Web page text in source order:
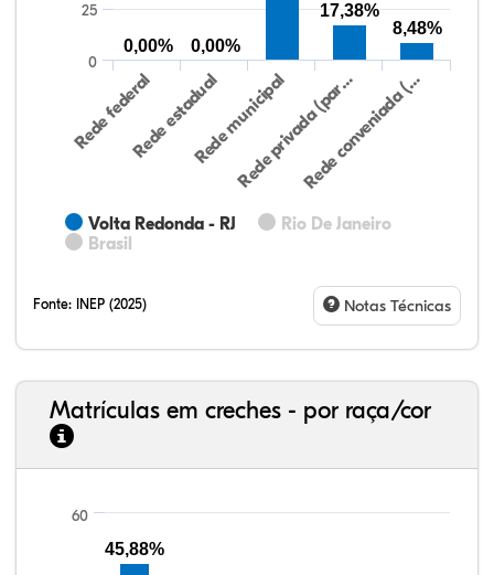
Volta Redonda - RJ
Rio De Janeiro
Brasil
Rede federalRede estadualRede municipal
Rede privada (par…Rede conveniada (…
0
25
0,00% 0,00%
17,38%
8,48%
Fonte: INEP (2025) Notas Técnicas
Matrículas em creches - por raça/cor
60
45,88%